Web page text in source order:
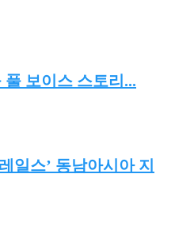
풀 보이스 스토리...
일스’ 동남아시아 지